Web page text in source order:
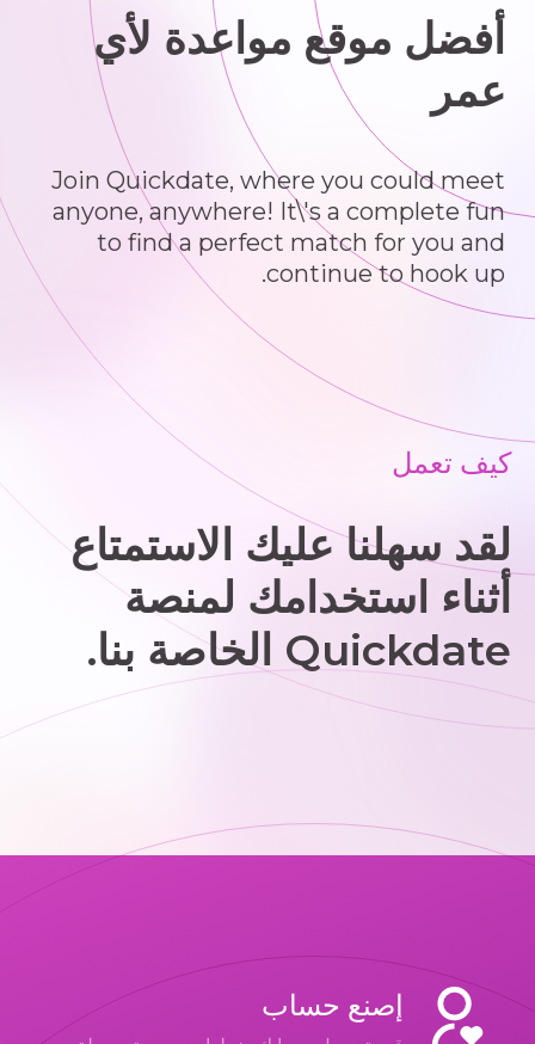
أفضل موقع مواعدة لأي
عمر
Join Quickdate, where you could meet
anyone, anywhere! It\'s a complete fun
to find a perfect match for you and
continue to hook up.
كيف تعمل
لقد سهلنا عليك الاستمتاع
أثناء استخدامك لمنصة
Quickdate الخاصة بنا.
إصنع حساب